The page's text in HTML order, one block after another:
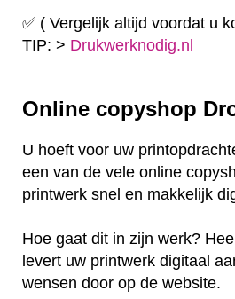
✅ ( Vergelijk altijd voordat u
TIP: > Drukwerknodig.nl
Online copyshop
U hoeft voor uw
een van de vele online
printwerk snel en makkelijk
Hoe gaat dit in zijn werk?
levert uw printwerk digitaal
wensen door op de website.